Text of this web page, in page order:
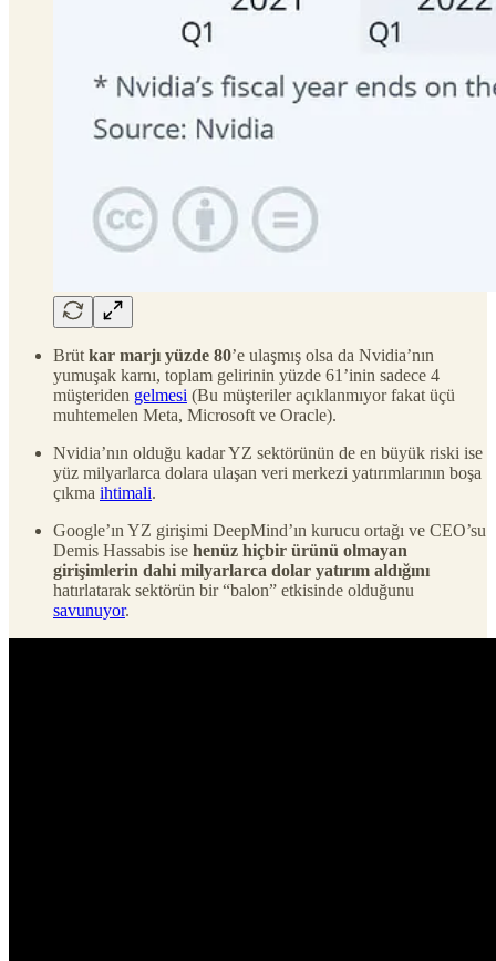
Brüt kar marjı yüzde 80’e ulaşmış olsa da Nvidia’nın
yumuşak karnı, toplam gelirinin yüzde 61’inin sadece 4
müşteriden gelmesi (Bu müşteriler açıklanmıyor fakat üçü
muhtemelen Meta, Microsoft ve Oracle).
Nvidia’nın olduğu kadar YZ sektörünün de en büyük riski ise
yüz milyarlarca dolara ulaşan veri merkezi yatırımlarının boşa
çıkma ihtimali.
Google’ın YZ girişimi DeepMind’ın kurucu ortağı ve CEO’su
Demis Hassabis ise henüz hiçbir ürünü olmayan
girişimlerin dahi milyarlarca dolar yatırım aldığını
hatırlatarak sektörün bir “balon” etkisinde olduğunu
savunuyor.